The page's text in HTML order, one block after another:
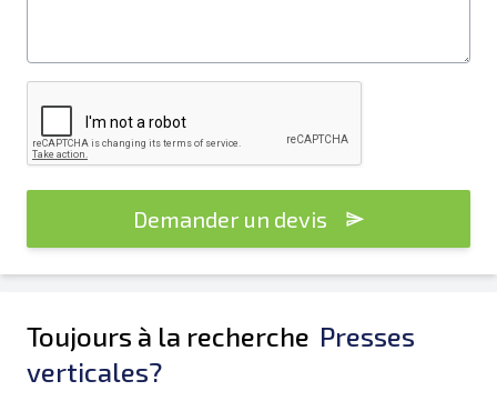
Demander un devis
Toujours à la recherche Presses
verticales?